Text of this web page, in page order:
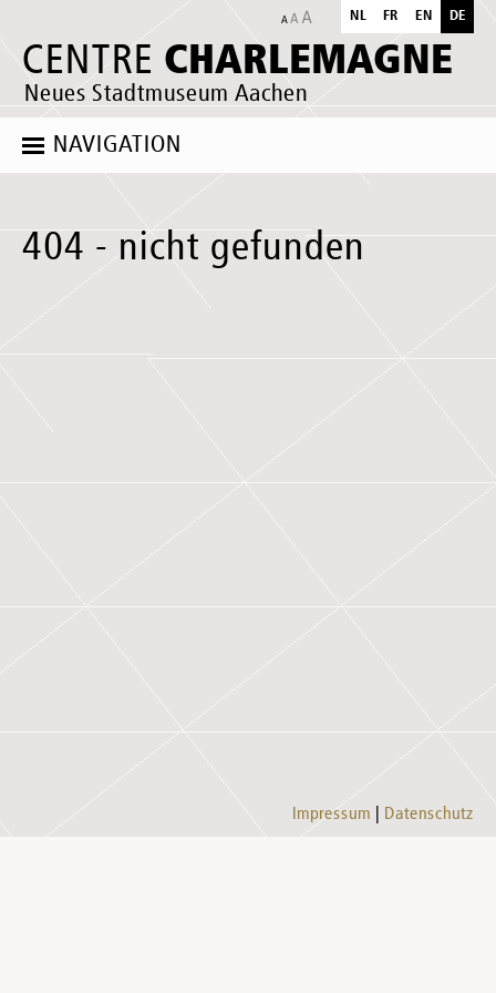
CENTRE CHARLEMAGNE
Neues Stadtmuseum Aachen
NL FR EN DE
NAVIGATION
404 - nicht gefunden
Impressum Datenschutz